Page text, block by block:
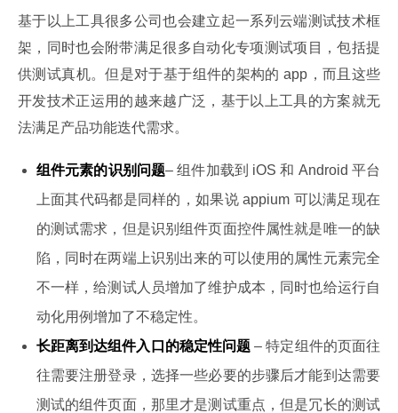
基于以上工具很多公司也会建立起一系列云端测试技术框
架，同时也会附带满足很多自动化专项测试项目，包括提
供测试真机。但是对于基于组件的架构的 app，而且这些
开发技术正运用的越来越广泛，基于以上工具的方案就无
法满足产品功能迭代需求。
组件元素的识别问题– 组件加载到 iOS 和 Android 平台
上面其代码都是同样的，如果说 appium 可以满足现在
的测试需求，但是识别组件页面控件属性就是唯一的缺
陷，同时在两端上识别出来的可以使用的属性元素完全
不一样，给测试人员增加了维护成本，同时也给运行自
动化用例增加了不稳定性。
长距离到达组件入口的稳定性问题 – 特定组件的页面往
往需要注册登录，选择一些必要的步骤后才能到达需要
测试的组件页面，那里才是测试重点，但是冗长的测试